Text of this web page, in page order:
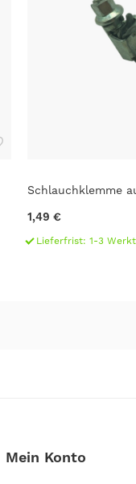
Schlauchklemme
1,49 €
Lieferfrist: 1-3
Mein Konto